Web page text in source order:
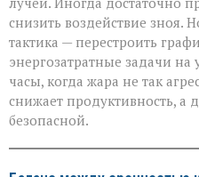
снизить воздействие зноя.
тактика — перестроить
энергозатратные задачи
часы, когда жара не так
снижает продуктивность, а
безопасной.